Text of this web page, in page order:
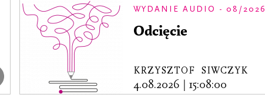
WYDANIE AUDIO - 08/2026
Odcięcie
KRZYSZTOF SIWCZYK
4.08.2026 15:08:00